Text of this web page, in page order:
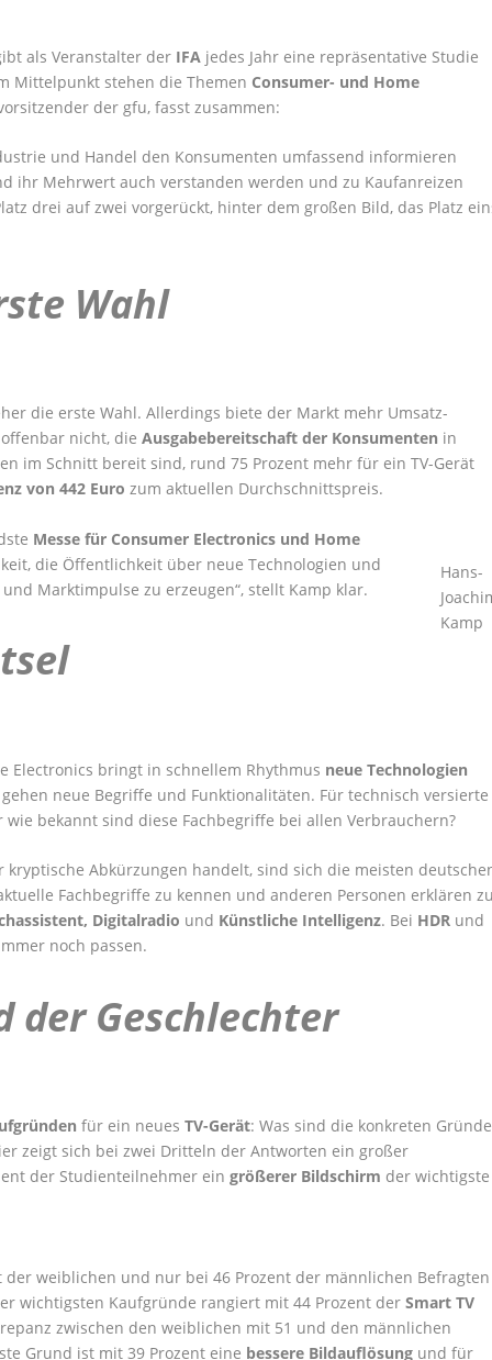
als Veranstalter der IFA jedes Jahr eine repräsentative Studie
Mittelpunkt stehen die Themen Consumer- und Home
der gfu, fasst zusammen:
und Handel den Konsumenten umfassend informieren
ihr Mehrwert auch verstanden werden und zu Kaufanreizen
drei auf zwei vorgerückt, hinter dem großen Bild, das Platz
Wahl
die erste Wahl. Allerdings biete der Markt mehr Umsatz-
nicht, dieAusgabebereitschaft der Konsumenten in
im Schnitt bereit sind, rund 75 Prozent mehr für ein TV-Gerät
von 442 Euro zum aktuellen Durchschnittspreis.
Hans-
Kamp
Messe für Consumer Electronics und Home
die Öffentlichkeit über neue Technologien und
Marktimpulse zu erzeugen“, stellt Kamp klar.
Electronics bringt in schnellem Rhythmus neue Technologien
neue Begriffe und Funktionalitäten. Für technisch versierte
bekannt sind diese Fachbegriffe bei allen Verbrauchern?
Abkürzungen handelt, sind sich die meisten
Fachbegriffe zu kennen und anderen Personen erklären
Digitalradio und Künstliche Intelligenz. Bei HDR und
noch passen.
der Geschlechter
für ein neuesTV-Gerät: Was sind die konkreten Gründe
zeigt sich bei zwei Dritteln der Antworten ein großer
der Studienteilnehmer eingrößerer Bildschirm der wichtigste
weiblichen und nur bei 46 Prozent der männlichen Befragten
wichtigsten Kaufgründe rangiert mit 44 Prozent derSmart TV
zwischen den weiblichen mit 51 und den männlichen
Grund ist mit 39 Prozent eine bessere Bildauflösung und für